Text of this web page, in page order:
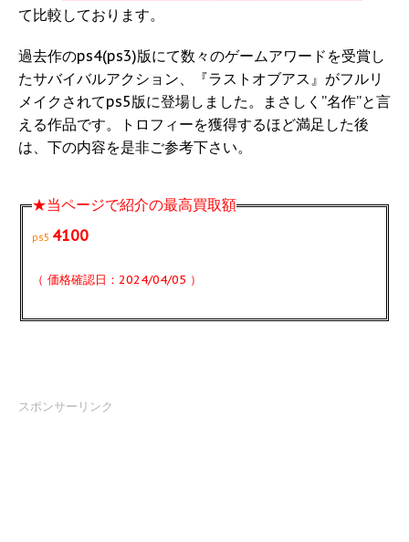
て比較しております。
過去作のps4(ps3)版にて数々のゲームアワードを受賞し
たサバイバルアクション、『ラストオブアス』がフルリ
メイクされてps5版に登場しました。まさしく”名作”と言
える作品です。トロフィーを獲得するほど満足した後
は、下の内容を是非ご参考下さい。
★当ページで紹介の最高買取額
ps5 4100
（ 価格確認日：2024/04/05 ）
スポンサーリンク